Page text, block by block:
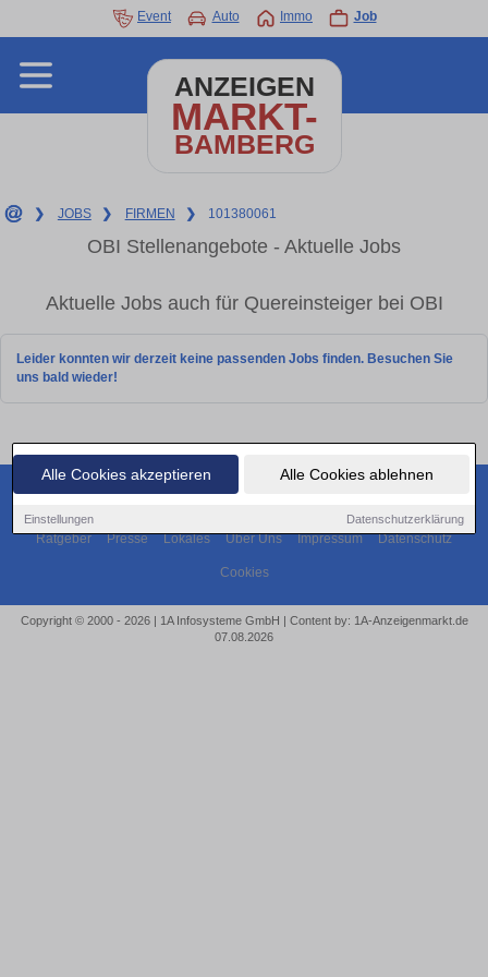
Alle Cookies akzeptieren Alle Cookies ablehnen
Einstellungen Datenschutzerklärung
Event Auto Immo Job
ANZEIGEN
MARKT-
BAMBERG
❯ JOBS ❯ FIRMEN ❯ 101380061
OBI Stellenangebote - Aktuelle Jobs
Aktuelle Jobs auch für Quereinsteiger bei OBI
Leider konnten wir derzeit keine passenden Jobs finden. Besuchen Sie
uns bald wieder!
Ratgeber Presse Lokales Über Uns Impressum Datenschutz
Cookies
Copyright © 2000 - 2026 | 1A Infosysteme GmbH | Content by: 1A-Anzeigenmarkt.de
07.08.2026